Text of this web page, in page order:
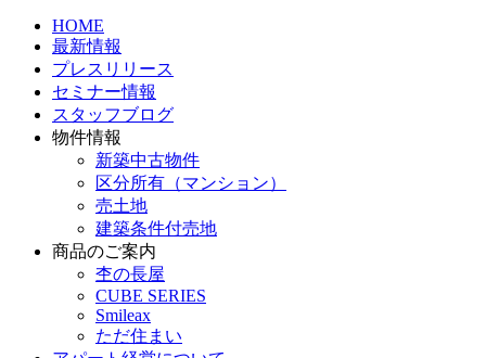
HOME
最新情報
プレスリリース
セミナー情報
スタッフブログ
物件情報
新築中古物件
区分所有（マンション）
売土地
建築条件付売地
商品のご案内
杢の長屋
CUBE SERIES
Smileax
ただ住まい